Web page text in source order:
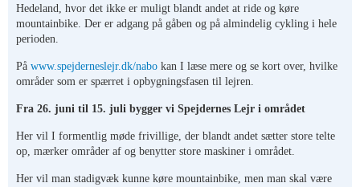
Hedeland, hvor det ikke er muligt blandt andet at ride og køre
mountainbike. Der er adgang på gåben og på almindelig cykling i hele
perioden.
På www.spejderneslejr.dk/nabo kan I læse mere og se kort over, hvilke
områder som er spærret i opbygningsfasen til lejren.
Fra 26. juni til 15. juli bygger vi Spejdernes Lejr i området
Her vil I formentlig møde frivillige, der blandt andet sætter store telte
op, mærker områder af og benytter store maskiner i området.
Her vil man stadigvæk kunne køre mountainbike, men man skal være